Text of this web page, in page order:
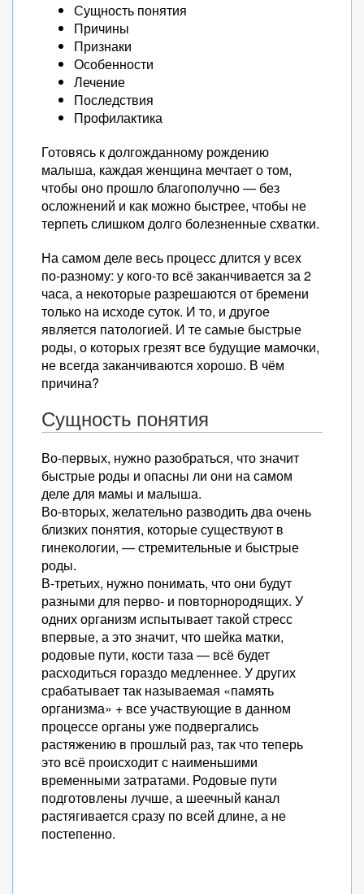
Сущность понятия
Причины
Признаки
Особенности
Лечение
Последствия
Профилактика
Готовясь к долгожданному рождению
малыша, каждая женщина мечтает о том,
чтобы оно прошло благополучно — без
осложнений и как можно быстрее, чтобы не
терпеть слишком долго болезненные схватки.
На самом деле весь процесс длится у всех
по-разному: у кого-то всё заканчивается за 2
часа, а некоторые разрешаются от бремени
только на исходе суток. И то, и другое
является патологией. И те самые быстрые
роды, о которых грезят все будущие мамочки,
не всегда заканчиваются хорошо. В чём
причина?
Сущность понятия
Во-первых, нужно разобраться, что значит
быстрые роды и опасны ли они на самом
деле для мамы и малыша.
Во-вторых, желательно разводить два очень
близких понятия, которые существуют в
гинекологии, — стремительные и быстрые
роды.
В-третьих, нужно понимать, что они будут
разными для перво- и повторнородящих. У
одних организм испытывает такой стресс
впервые, а это значит, что шейка матки,
родовые пути, кости таза — всё будет
расходиться гораздо медленнее. У других
срабатывает так называемая «память
организма» + все участвующие в данном
процессе органы уже подвергались
растяжению в прошлый раз, так что теперь
это всё происходит с наименьшими
временными затратами. Родовые пути
подготовлены лучше, а шеечный канал
растягивается сразу по всей длине, а не
постепенно.